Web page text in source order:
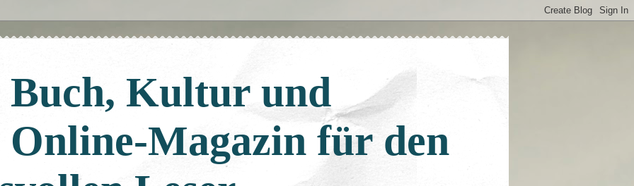
Buch, Kultur und
Magazin für den